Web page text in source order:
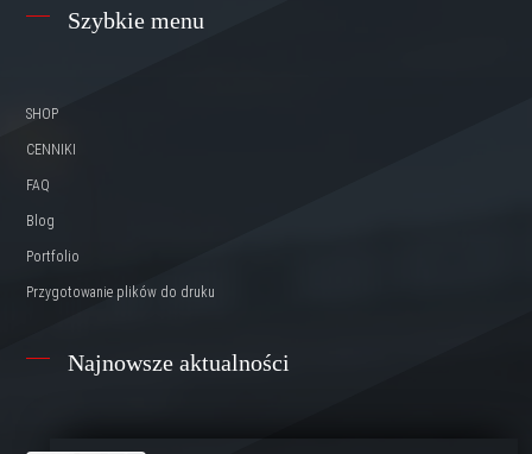
Szybkie menu
SHOP
CENNIKI
FAQ
Blog
Portfolio
Przygotowanie plików do druku
Najnowsze aktualności